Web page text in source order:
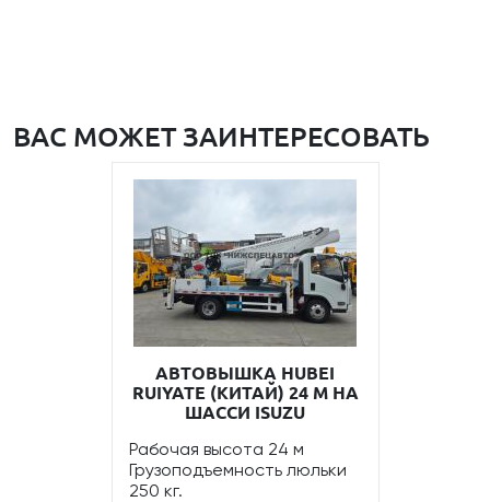
ВАС МОЖЕТ ЗАИНТЕРЕСОВАТЬ
АВТОВЫШКА HUBEI
RUIYATE (КИТАЙ) 24 М НА
ШАССИ ISUZU
Рабочая высота 24 м
Грузоподъемность люльки
250 кг.